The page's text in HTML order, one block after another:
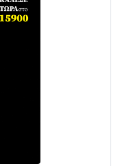
των νερών
Δωρίδας: